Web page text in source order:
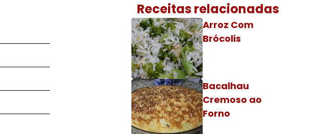
Receitas relacionadas
Arroz Com
Brócolis
Bacalhau
Cremoso ao
Forno